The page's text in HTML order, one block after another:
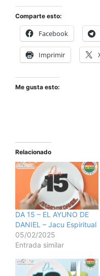
Comparte esto:
Facebook
Imprimir
Me gusta esto:
Relacionado
DA 15 – EL AYUNO DE
DANIEL – Jacu Espiritual
05/02/2025
Entrada similar